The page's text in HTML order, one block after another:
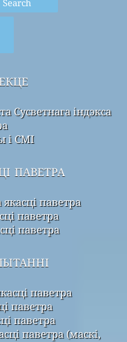
Search
Сусветнага індэкса
і СМІ
паветра
паветра
паветра
паветра
паветра
паветра
паветра
паветра (маскі,